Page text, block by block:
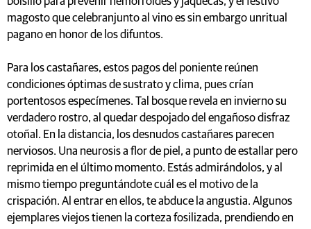
magosto que celebranjunto al vino es sin embargo unritual
pagano en honor de los difuntos.
Para los castañares, estos pagos del poniente reúnen
condiciones óptimas de sustrato y clima, pues crían
portentosos especímenes. Tal bosque revela en invierno su
verdadero rostro, al quedar despojado del engañoso disfraz
otoñal. En la distancia, los desnudos castañares parecen
nerviosos. Una neurosis a flor de piel, a punto de estallar pero
reprimida en el último momento. Estás admirándolos, y al
mismo tiempo preguntándote cuál es el motivo de la
crispación. Al entrar en ellos, te abduce la angustia. Algunos
ejemplares viejos tienen la corteza fosilizada, prendiendo en